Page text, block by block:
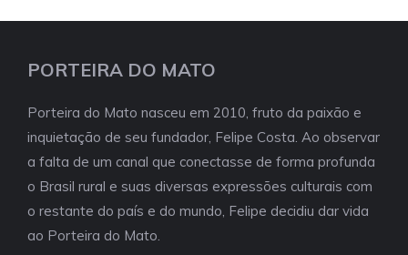
PORTEIRA DO MATO
Porteira do Mato nasceu em 2010, fruto da paixão e
inquietação de seu fundador, Felipe Costa. Ao observar
a falta de um canal que conectasse de forma profunda
o Brasil rural e suas diversas expressões culturais com
o restante do país e do mundo, Felipe decidiu dar vida
ao Porteira do Mato.